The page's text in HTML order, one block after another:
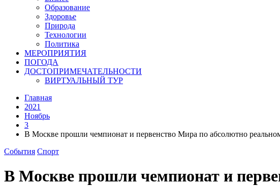
Образование
Здоровье
Природа
Технологии
Политика
МЕРОПРИЯТИЯ
ПОГОДА
ДОСТОПРИМЕЧАТЕЛЬНОСТИ
ВИРТУАЛЬНЫЙ ТУР
Главная
2021
Ноябрь
3
В Москве прошли чемпионат и первенство Мира по абсолютно
События Спорт
В Москве прошли чемпионат и